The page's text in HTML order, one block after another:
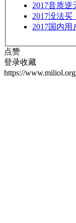
2017音质逆
2017没法买
2017国内用
点赞
登录收藏
https://